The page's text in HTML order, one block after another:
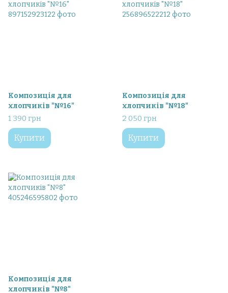
Композиція для
хлопчиків "№16"
1 390 грн
Купити
Композиція для
хлопчиків "№18"
2 050 грн
Купити
Композиція для
хлопчиків "№8"